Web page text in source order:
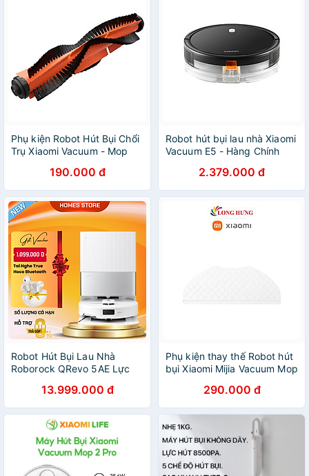
Phụ kiện Robot Hút Bụi Chổi
Trụ Xiaomi Vacuum - Mop
(BHR4247TY) - Hàng chính
hãng
190.000 đ
Robot hút bụi lau nhà Xiaomi
Vacuum E5 - Hàng Chính
2.379.000 đ
Robot Hút Bụi Lau Nhà
Roborock QRevo 5AE Lực
13.999.000 đ
Phụ kiện thay thế Robot hút
bụi Xiaomi Mijia Vacuum Mop
290.000 đ